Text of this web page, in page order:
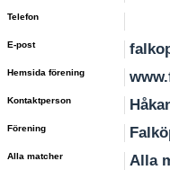
Telefon
E-post
Hemsida förening
Kontaktperson
Förening
Alla matcher Alla